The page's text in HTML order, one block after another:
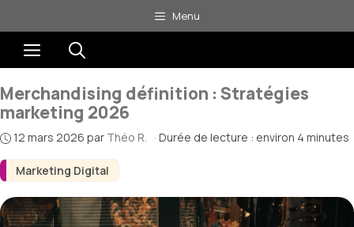
au
contenu
Menu
Menu
Marketing Digital
Merchandising définition : Stratégies
marketing 2026
12 mars 2026 par Théo R. · Durée de lecture : environ 4 minutes